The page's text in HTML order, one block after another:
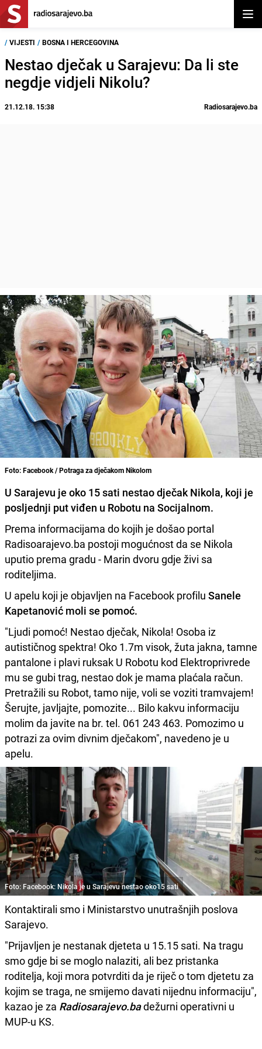
/ VIJESTI / BOSNA I HERCEGOVINA
Nestao dječak u Sarajevu: Da li ste
negdje vidjeli Nikolu?
21.12.18. 15:38 Radiosarajevo.ba
Foto: Facebook / Potraga za dječakom Nikolom
U Sarajevu je oko 15 sati nestao dječak Nikola, koji je
posljednji put viđen u Robotu na Socijalnom.
Prema informacijama do kojih je došao portal
Radisoarajevo.ba postoji mogućnost da se Nikola
uputio prema gradu - Marin dvoru gdje živi sa
roditeljima.
U apelu koji je objavljen na Facebook profilu Sanele
Kapetanović moli se pomoć.
"Ljudi pomoć! Nestao dječak, Nikola! Osoba iz
autističnog spektra! Oko 1.7m visok, žuta jakna, tamne
pantalone i plavi ruksak U Robotu kod Elektroprivrede
mu se gubi trag, nestao dok je mama plaćala račun.
Pretražili su Robot, tamo nije, voli se voziti tramvajem!
Šerujte, javljajte, pomozite... Bilo kakvu informaciju
molim da javite na br. tel. 061 243 463. Pomozimo u
potrazi za ovim divnim dječakom", navedeno je u
apelu.
Foto: Facebook: Nikola je u Sarajevu nestao oko15 sati
Kontaktirali smo i Ministarstvo unutrašnjih poslova
Sarajevo.
"Prijavljen je nestanak djeteta u 15.15 sati. Na tragu
smo gdje bi se moglo nalaziti, ali bez pristanka
roditelja, koji mora potvrditi da je riječ o tom djetetu za
kojim se traga, ne smijemo davati nijednu informaciju",
kazao je za Radiosarajevo.badežurni operativni u
MUP-u KS.